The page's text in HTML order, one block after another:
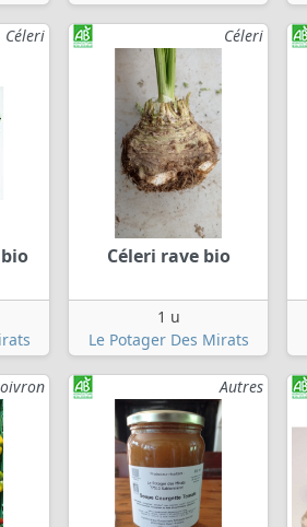
Céleri Céleri
Céleri rave bio
1 u
Le Potager Des Mirats
Autres